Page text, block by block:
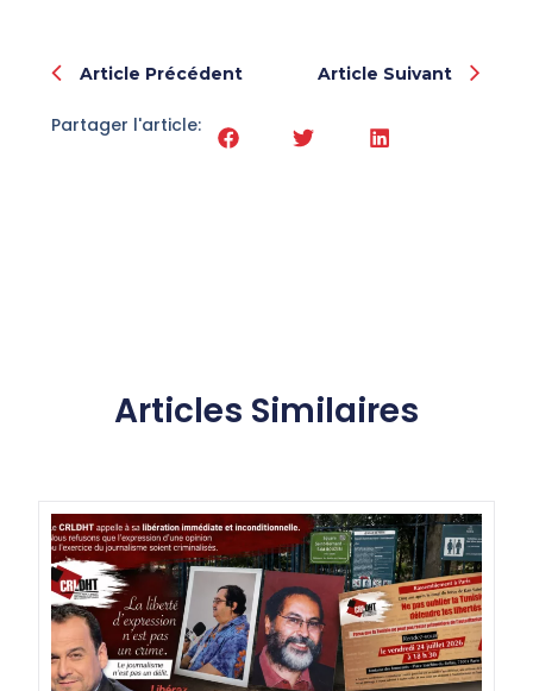
Article Précédent Article Suivant
Partager l'article:
Articles Similaires